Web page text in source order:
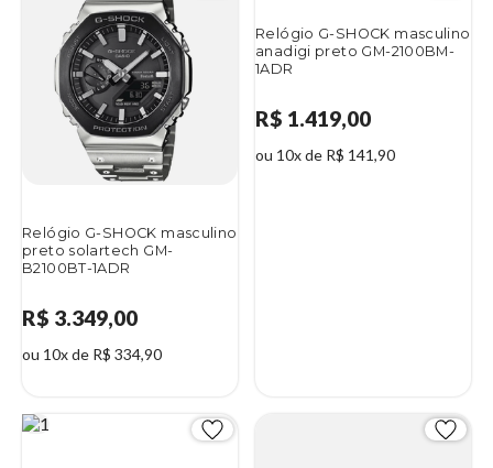
Relógio G-SHOCK masculino
preto solartech GM-
B2100BT-1ADR
R$ 3.349,00
ou 10x de R$ 334,90
Relógio G-SHOCK masculino
anadigi preto GM-2100BM-
1ADR
R$ 1.419,00
ou 10x de R$ 141,90